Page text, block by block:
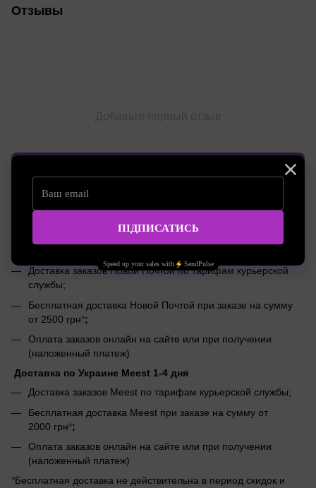
Отзывы
Доставка Оплата Консультация
Доставка заказов Новой Почтой по тарифам курьерской
службы;
Бесплатная доставка Новой Почтой при заказе на сумму
от 2500 грн*;
Оплата заказов онлайн на сайте или при получении
(наложенный платеж)
Доставка по Украине Meest 1-4 дня
Доставка заказов Meest по тарифам курьерской службы;
Бесплатная доставка Meest при заказе на сумму от
2000 грн*;
Оплата заказов онлайн на сайте или при получении
(наложенный платеж)
*Бесплатная доставка не действительна в период скидок и